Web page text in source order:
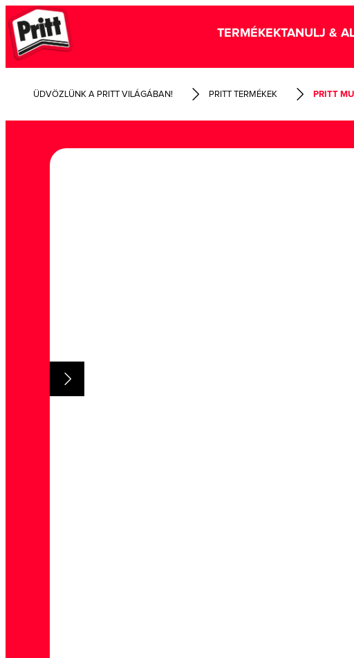
TERMÉKEKTANULJ &
ÜDVÖZLÜNK A PRITT VILÁGÁBAN! PRITT TERMÉKEK PRITT